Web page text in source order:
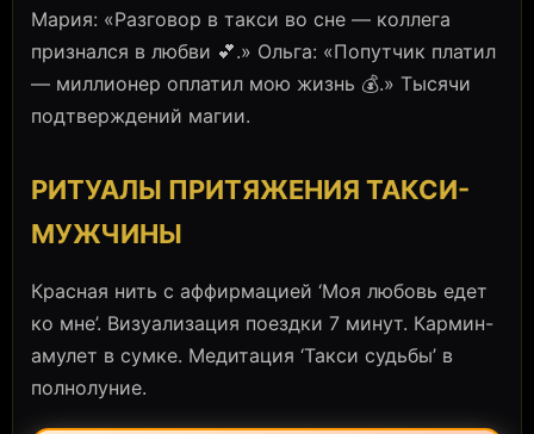
Мария: «Разговор в такси во сне — коллега
признался в любви 💕.» Ольга: «Попутчик платил
— миллионер оплатил мою жизнь 💰.» Тысячи
подтверждений магии.
РИТУАЛЫ ПРИТЯЖЕНИЯ ТАКСИ-
МУЖЧИНЫ
Красная нить с аффирмацией ‘Моя любовь едет
ко мне’. Визуализация поездки 7 минут. Кармин-
амулет в сумке. Медитация ‘Такси судьбы’ в
полнолуние.